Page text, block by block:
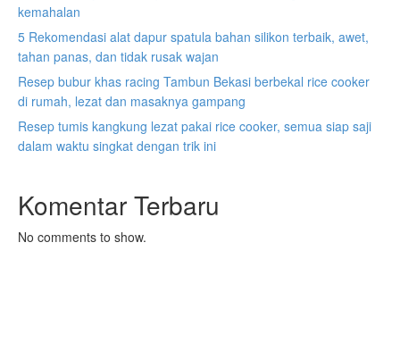
kemahalan
5 Rekomendasi alat dapur spatula bahan silikon terbaik, awet,
tahan panas, dan tidak rusak wajan
Resep bubur khas racing Tambun Bekasi berbekal rice cooker
di rumah, lezat dan masaknya gampang
Resep tumis kangkung lezat pakai rice cooker, semua siap saji
dalam waktu singkat dengan trik ini
Komentar Terbaru
No comments to show.